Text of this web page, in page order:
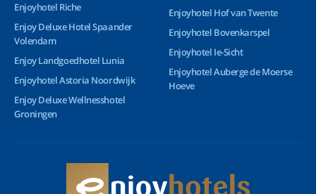
Enjoyhotel Riche
Enjoy Deluxe Hotel Spaander
Volendam
Enjoy Landgoedhotel Lunia
Enjoyhotel Astoria Noordwijk
Enjoy Deluxe Wellnesshotel
Groningen
Enjoyhotel Hof van Twente
Enjoyhotel Bovenkarspel
Enjoyhotel Ie-Sicht
Enjoyhotel Auberge de Moerse
Hoeve